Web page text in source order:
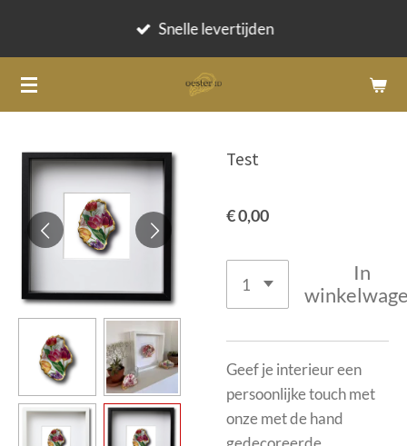
de
Snelle levertijden
Test
€ 0,00
In
Geef je interieur een
persoonlijke touch met
onze met de hand